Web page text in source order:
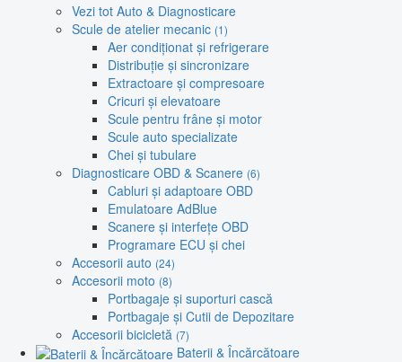
Vezi tot Auto & Diagnosticare
Scule de atelier mecanic (1)
Aer condiționat și refrigerare
Distribuție și sincronizare
Extractoare și compresoare
Cricuri și elevatoare
Scule pentru frâne și motor
Scule auto specializate
Chei și tubulare
Diagnosticare OBD & Scanere (6)
Cabluri și adaptoare OBD
Emulatoare AdBlue
Scanere și interfețe OBD
Programare ECU și chei
Accesorii auto (24)
Accesorii moto (8)
Portbagaje și suporturi cască
Portbagaje și Cutii de Depozitare
Accesorii bicicletă (7)
Baterii & Încărcătoare